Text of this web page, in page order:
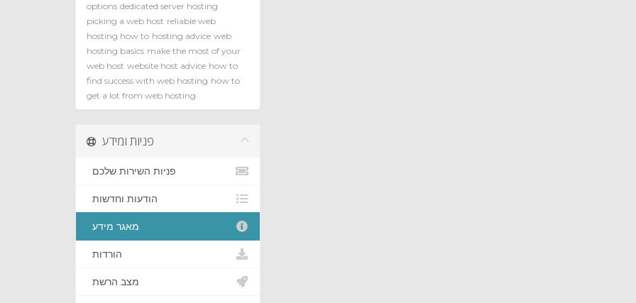
options dedicated server hosting
picking a web host reliable web
hosting how to hosting advice web
hosting basics make the most of your
web host website host advice how to
find success with web hosting how to
get a lot from web hosting
פניות ומידע
פניות השירות שלכם
הודעות וחדשות
מאגר מידע
הורדות
מצב הרשת